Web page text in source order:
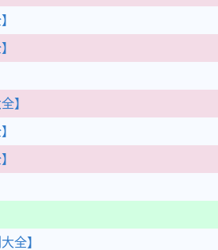
】
全】